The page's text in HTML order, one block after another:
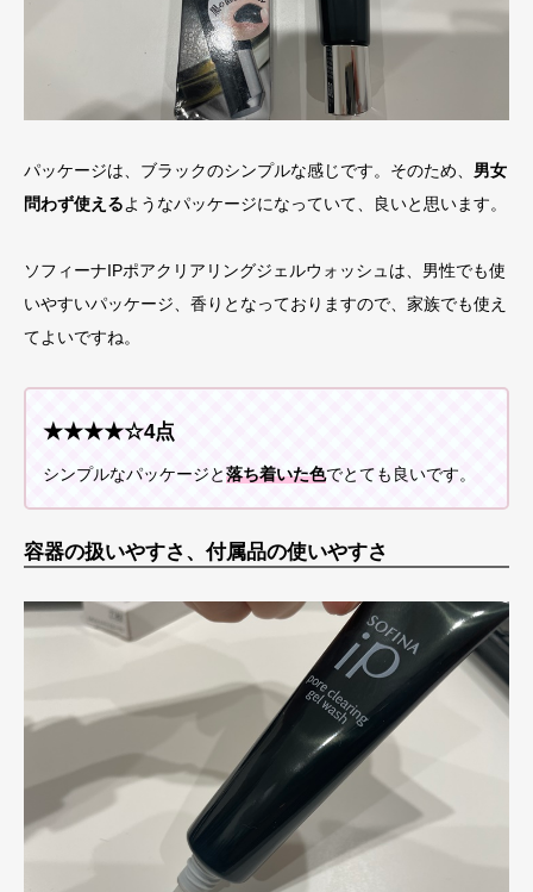
パッケージは、ブラックのシンプルな感じです。そのため、 男女
問わず使えるようなパッケージになっていて、良いと思います。
ソフィーナIPポアクリアリングジェルウォッシュは、男性でも使
いやすいパッケージ、香りとなっておりますので、家族でも使え
てよいですね。
★★★★☆4点
シンプルなパッケージと落ち着いた色でとても良いです。
容器の扱いやすさ、付属品の使いやすさ